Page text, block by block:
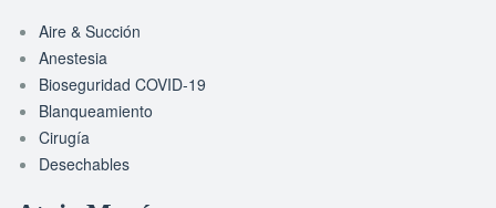
Aire & Succión
Anestesia
Bioseguridad COVID-19
Blanqueamiento
Cirugía
Desechables